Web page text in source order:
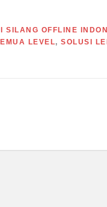
SILANG OFFLINE
LEVEL, SOLUSI